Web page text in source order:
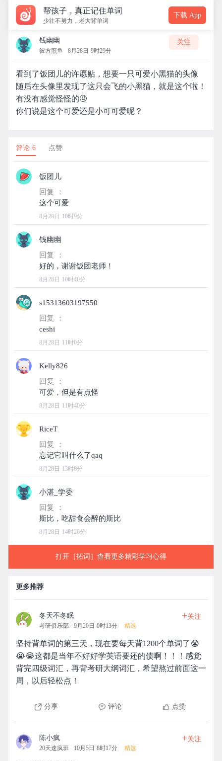
帮孩子，真正记住单词
少壮不努力，老大背单词
下载 App
钱幽幽
彼方煎鱼 8月28日 9时29分
关注
看到了饭团儿的许愿贴，想要一只可爱小黑猫的头像
随后在头像里发现了这只会飞的小黑猫，就是这个啦！
有没有感觉怪怪的🤨
你们说是这个可爱还是小可可爱呢？
评论 6 点赞
饭团儿
回复 ：
8月28日 10时9分
钱幽幽
回复 ：
8月28日 10时40分
s15313603197550
回复 ：
8月28日 11时0分
Kelly826
回复 ：
8月28日 11时40分
RiceT
回复 ：
8月28日 13时8分
小湛_学委
回复 ：
8月28日 14时26分
打开［拓词］查看更多精彩学习心得
更多推荐
冬天不冬眠
考研俱乐部 9月20日 0时13分 精选
+关注
坚持背单词的第三天，现在要每天背1200个单词了😭
😭😭这都是当年不好好学英语要还的债啊！！！感觉
背完四级词汇，再背考研大纲词汇，希望熬过前面这一
周，以后轻松点！
分享 评论 点赞
陈小疯
20天速疯班 10月5日 8时17分 精选
+关注